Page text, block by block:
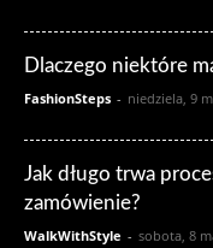
Dlaczego niektóre
FashionSteps - niedziela, 9
Jak długo trwa
zamówienie?
WalkWithStyle - sobota, 8